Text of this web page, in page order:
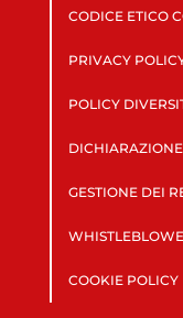
CODICE ETICO
PRIVACY
POLICY
GESTIONE DEI
COOKIE POLICY